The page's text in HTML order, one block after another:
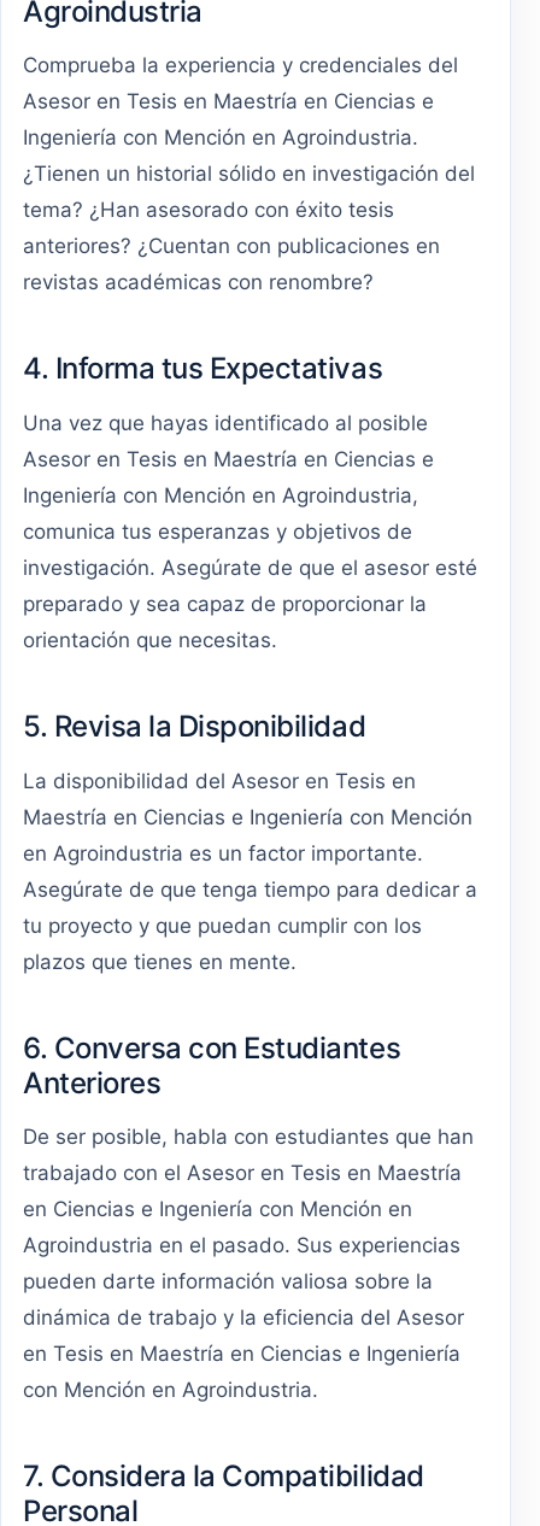
Agroindustria
Comprueba la experiencia y credenciales del
Asesor en Tesis en Maestría en Ciencias e
Ingeniería con Mención en Agroindustria.
¿Tienen un historial sólido en investigación del
tema? ¿Han asesorado con éxito tesis
anteriores? ¿Cuentan con publicaciones en
revistas académicas con renombre?
4. Informa tus Expectativas
Una vez que hayas identificado al posible
Asesor en Tesis en Maestría en Ciencias e
Ingeniería con Mención en Agroindustria,
comunica tus esperanzas y objetivos de
investigación. Asegúrate de que el asesor esté
preparado y sea capaz de proporcionar la
orientación que necesitas.
5. Revisa la Disponibilidad
La disponibilidad del Asesor en Tesis en
Maestría en Ciencias e Ingeniería con Mención
en Agroindustria es un factor importante.
Asegúrate de que tenga tiempo para dedicar a
tu proyecto y que puedan cumplir con los
plazos que tienes en mente.
6. Conversa con Estudiantes
Anteriores
De ser posible, habla con estudiantes que han
trabajado con el Asesor en Tesis en Maestría
en Ciencias e Ingeniería con Mención en
Agroindustria en el pasado. Sus experiencias
pueden darte información valiosa sobre la
dinámica de trabajo y la eficiencia del Asesor
en Tesis en Maestría en Ciencias e Ingeniería
con Mención en Agroindustria.
7. Considera la Compatibilidad
Personal